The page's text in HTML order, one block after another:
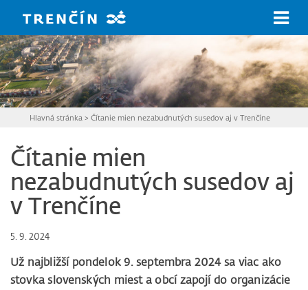
Hlavná stránka >Čítanie mien nezabudnutých susedov aj v Trenčíne
Čítanie mien
nezabudnutých susedov aj
v Trenčíne
5. 9. 2024
Už najbližší pondelok 9. septembra 2024 sa viac ako
stovka slovenských miest a obcí zapojí do organizácie